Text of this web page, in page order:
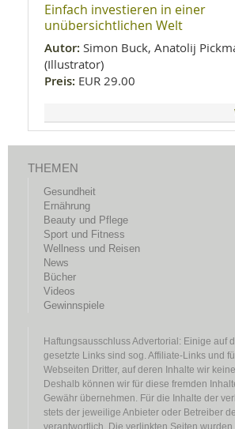
Einfach investieren in einer
unübersichtlichen Welt
Autor: Simon Buck, Anatolij
(Illustrator)
Preis: EUR 29.00
THEMEN
Gesundheit
Ernährung
Beauty und Pflege
Sport und Fitness
Wellness und Reisen
News
Bücher
Videos
Gewinnspiele
Haftungsausschluss Advertorial: Einige auf
gesetzte Links sind sog. Affiliate-Links und
Webseiten Dritter, auf deren Inhalte wir
Deshalb können wir für diese fremden
Gewähr übernehmen. Für die Inhalte der
stets der jeweilige Anbieter oder Betreiber
verantwortlich. Die verlinkten Seiten wurden